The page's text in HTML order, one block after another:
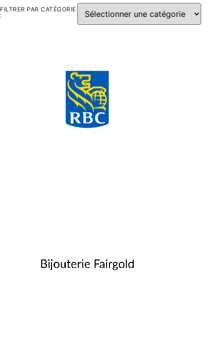
FILTRER PAR CATÉGORIE
: